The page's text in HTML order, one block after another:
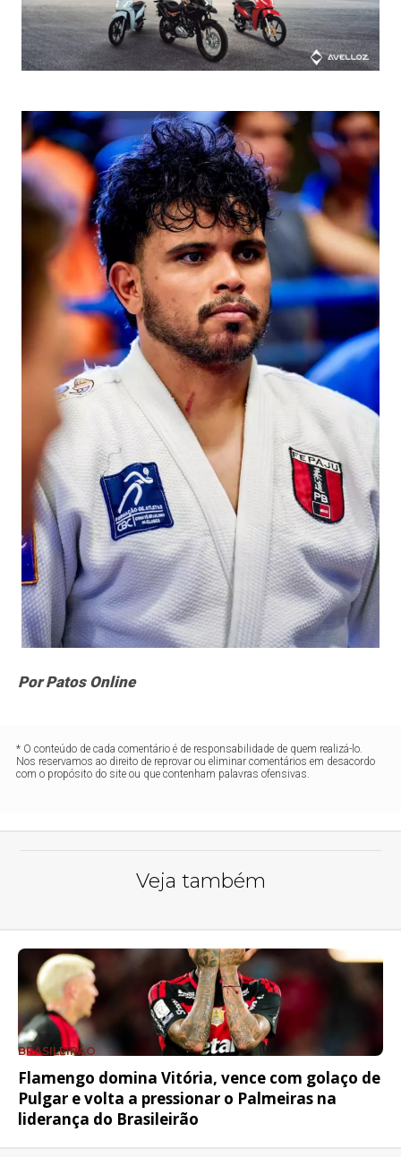
Por Patos Online
* O conteúdo de cada comentário é de responsabilidade de quem realizá-lo.
Nos reservamos ao direito de reprovar ou eliminar comentários em desacordo
com o propósito do site ou que contenham palavras ofensivas.
Veja também
BRASILEIRÃO
Flamengo domina Vitória, vence com golaço de
Pulgar e volta a pressionar o Palmeiras na
liderança do Brasileirão